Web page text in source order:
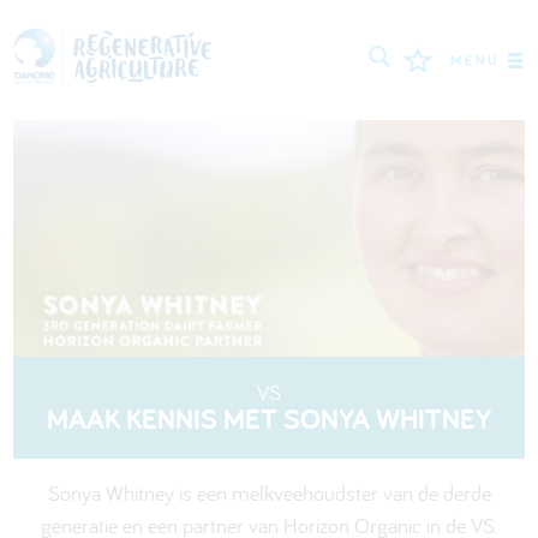
MENU
TOOLS
РУССКИЙ ROMÂNĂ PORTUGUÊS
DEUTSCH
VS
MAAK KENNIS MET SONYA WHITNEY
Sonya Whitney is een melkveehoudster van de derde
generatie en een partner van Horizon Organic in de VS.